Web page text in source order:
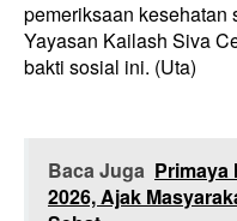
pemeriksaan kesehatan
Yayasan Kailash Siva
bakti sosial ini. (Uta)
Baca Juga Primaya
2026, Ajak